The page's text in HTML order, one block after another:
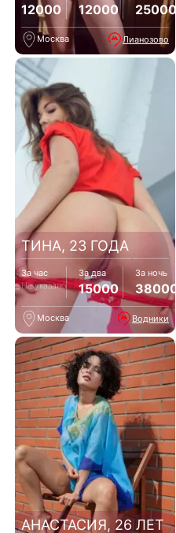
12000 12000 25000
Москва Лианозово
ТИНА, 23 ГОДА
За час
Не указано
За два
15000
За ночь
38000
Москва Водники
АНАСТАСИЯ, 26 ЛЕТ